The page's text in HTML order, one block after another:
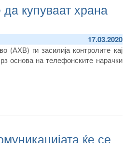
купуваат храна
17.03.2020
(АХВ) ги засилија контролите кај
основа на телефонските нарачки
ќе се